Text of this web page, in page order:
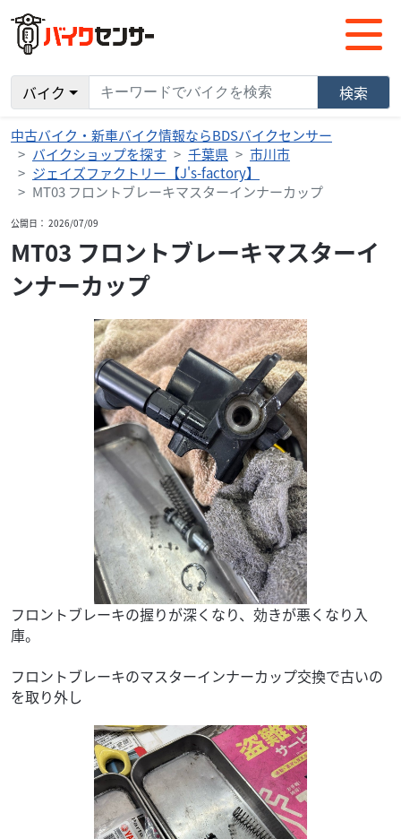
バイク 検索
中古バイク・新車バイク情報ならBDSバイクセンサー
バイクショップを探す
千葉県
市川市
ジェイズファクトリー【J's-factory】
MT03 フロントブレーキマスターインナーカップ
公開日： 2026/07/09
MT03 フロントブレーキマスターイ
ンナーカップ
フロントブレーキの握りが深くなり、効きが悪くなり入
庫。
フロントブレーキのマスターインナーカップ交換で古いの
を取り外し